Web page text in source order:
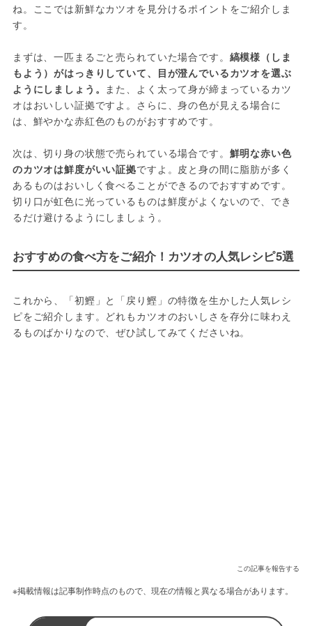
ね。ここでは新鮮なカツオを見分けるポイントをご紹介しま
す。
まずは、一匹まるごと売られていた場合です。 縞模様（しま
もよう）がはっきりしていて、目が澄んでいるカツオを選ぶ
ようにしましょう。 また、よく太って身が締まっているカツ
オはおいしい証拠ですよ。さらに、身の色が見える場合に
は、鮮やかな赤紅色のものがおすすめです。
次は、切り身の状態で売られている場合です。 鮮明な赤い色
のカツオは鮮度がいい証拠ですよ。皮と身の間に脂肪が多く
あるものはおいしく食べることができるのでおすすめです。
切り口が虹色に光っているものは鮮度がよくないので、でき
るだけ避けるようにしましょう。
おすすめの食べ方をご紹介！カツオの人気レシピ5選
これから、「初鰹」と「戻り鰹」の特徴を生かした人気レシ
ピをご紹介します。どれもカツオのおいしさを存分に味わえ
るものばかりなので、ぜひ試してみてくださいね。
この記事を報告する
※掲載情報は記事制作時点のもので、現在の情報と異なる場合があります。